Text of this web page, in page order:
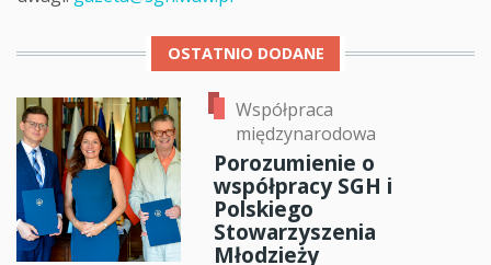
OSTATNIO DODANE
Współpraca
międzynarodowa
Porozumienie o
współpracy SGH i
Polskiego
Stowarzyszenia
Młodzieży